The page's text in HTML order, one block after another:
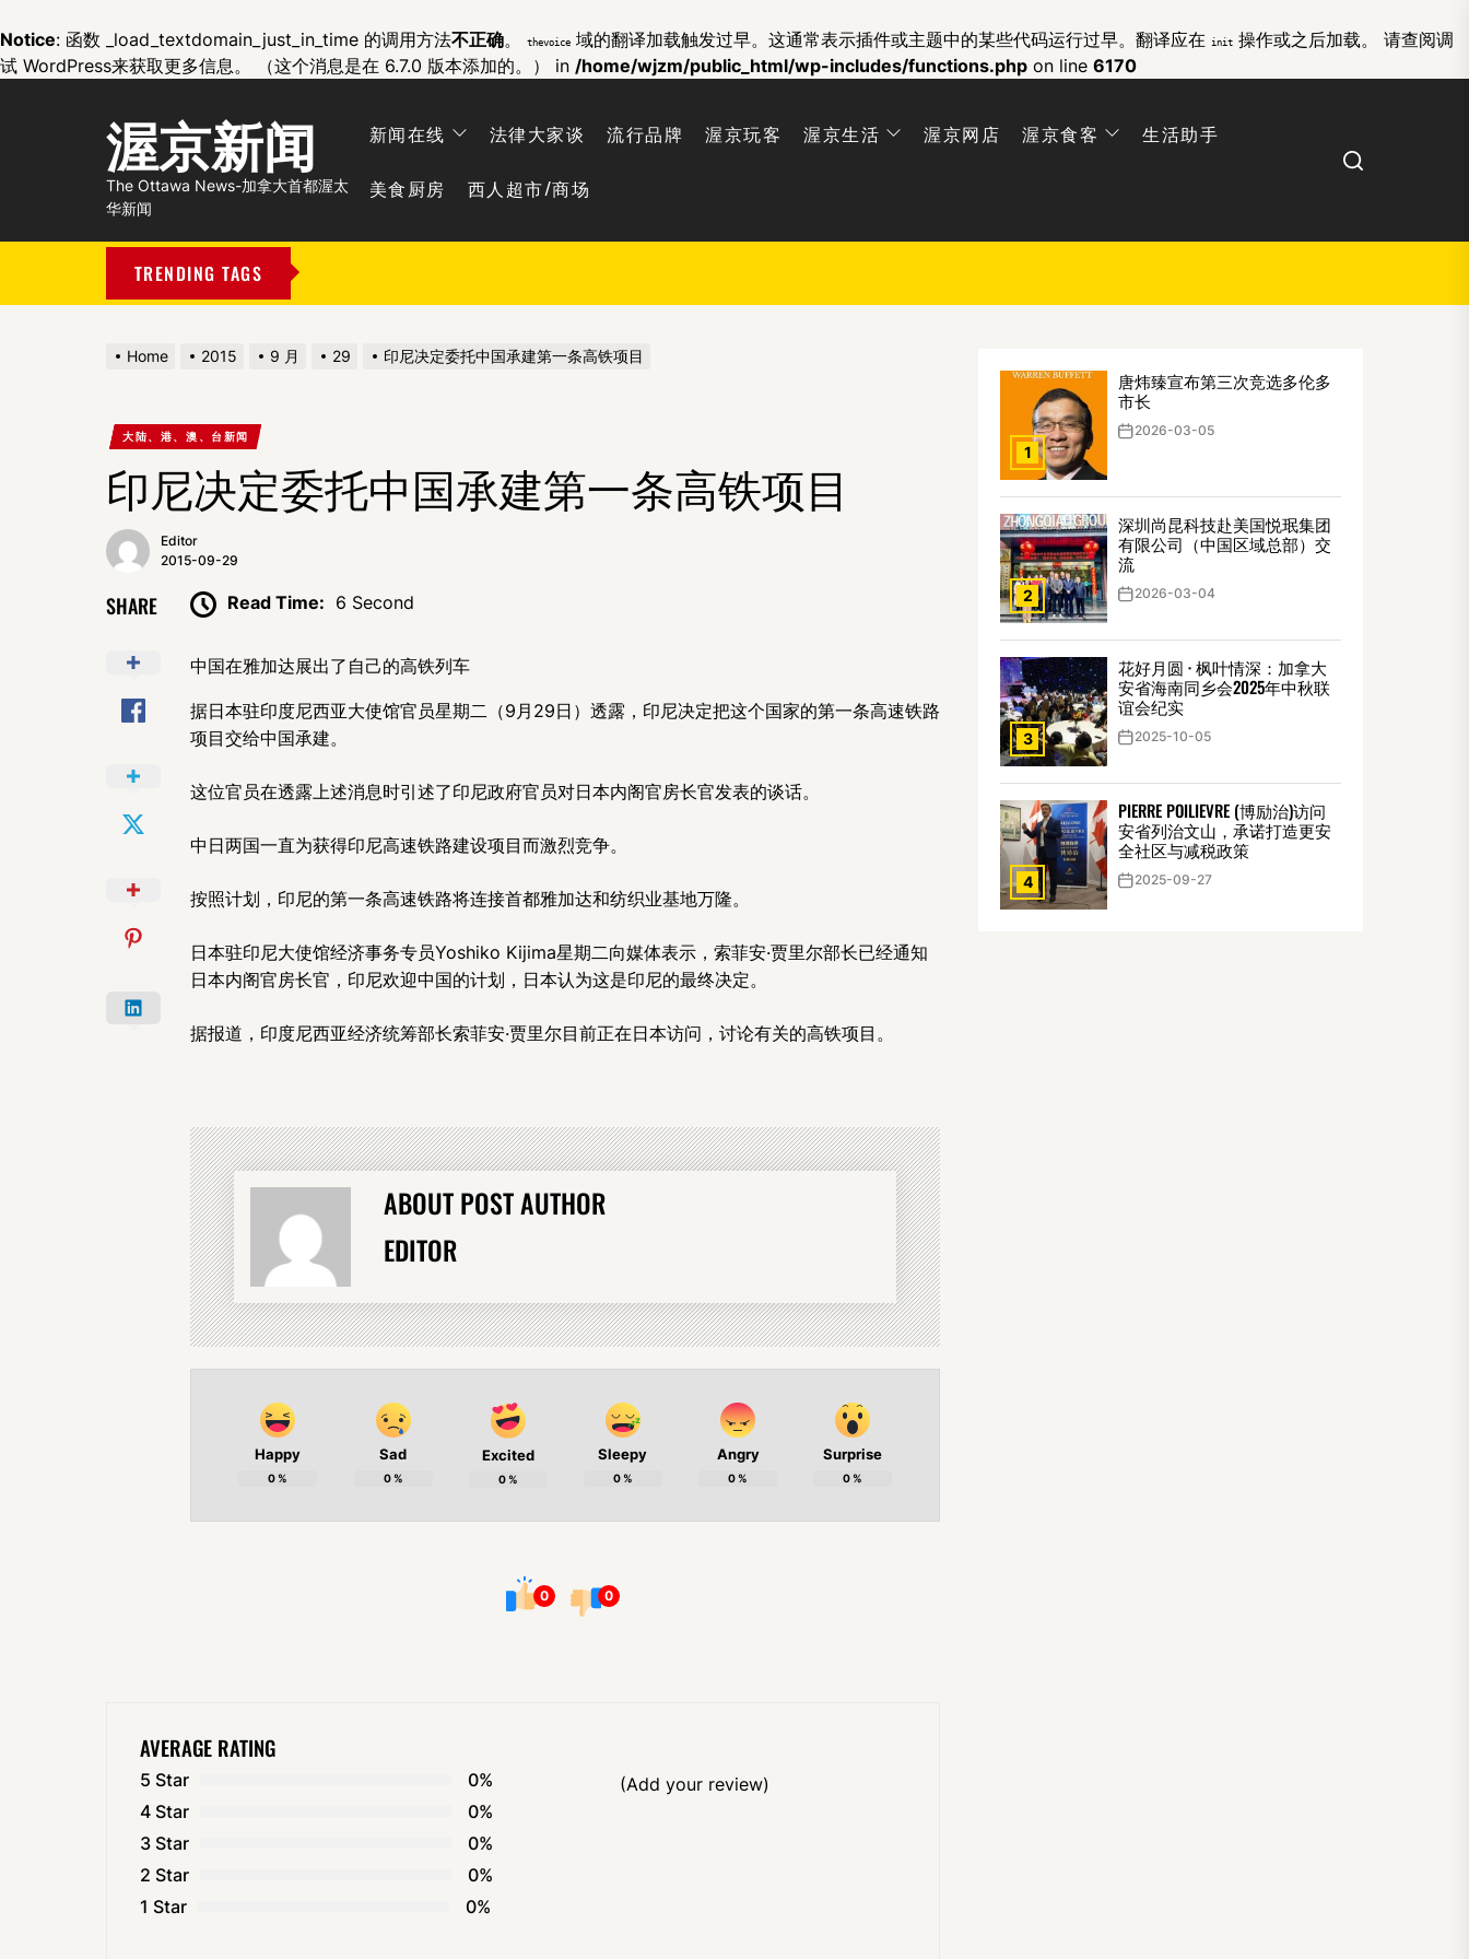
Notice: 函数 _load_textdomain_just_in_time 的调用方法不正确。 thevoice 域的翻译加载触发过早。这通常表示插件或主题中的某些代码运行过早。翻译应在 init 操作或之后加载。 请查阅调
试 WordPress来获取更多信息。 （这个消息是在 6.7.0 版本添加的。） in /home/wjzm/public_html/wp-includes/functions.php on line 6170
渥京新闻
The Ottawa News-加拿大首都渥太
华新闻
新闻在线 法律大家谈 流行品牌 渥京玩客 渥京生活 渥京网店 渥京食客 生活助手
美食厨房 西人超市/商场
Search
TRENDING TAGS
Home 2015 9 月 29 印尼决定委托中国承建第一条高铁项目
大陆、港、澳、台新闻
印尼决定委托中国承建第一条高铁项目
Editor
2015-09-29
SHARE Read Time: 6 Second
中国在雅加达展出了自己的高铁列车
据日本驻印度尼西亚大使馆官员星期二（9月29日）透露，印尼决定把这个国家的第一条高速铁路
项目交给中国承建。
这位官员在透露上述消息时引述了印尼政府官员对日本内阁官房长官发表的谈话。
中日两国一直为获得印尼高速铁路建设项目而激烈竞争。
按照计划，印尼的第一条高速铁路将连接首都雅加达和纺织业基地万隆。
日本驻印尼大使馆经济事务专员Yoshiko Kijima星期二向媒体表示，索菲安·贾里尔部长已经通知
日本内阁官房长官，印尼欢迎中国的计划，日本认为这是印尼的最终决定。
据报道，印度尼西亚经济统筹部长索菲安·贾里尔目前正在日本访问，讨论有关的高铁项目。
ABOUT POST AUTHOR
EDITOR
Happy
0%
Sad
0%
Excited
0%
Sleepy
0%
Angry
0%
Surprise
0%
0 0
AVERAGE RATING
5 Star
0%
4 Star
0%
3 Star
0%
2 Star
0%
1 Star
0%
(Add your review)
1
唐炜臻宣布第三次竞选多伦多
市长
2026-03-05
2
深圳尚昆科技赴美国悦珉集团
有限公司（中国区域总部）交
流
2026-03-04
3
花好月圆 · 枫叶情深：加拿大
安省海南同乡会2025年中秋联
谊会纪实
2025-10-05
4
PIERRE POILIEVRE (博励治)访问
安省列治文山，承诺打造更安
全社区与减税政策
2025-09-27